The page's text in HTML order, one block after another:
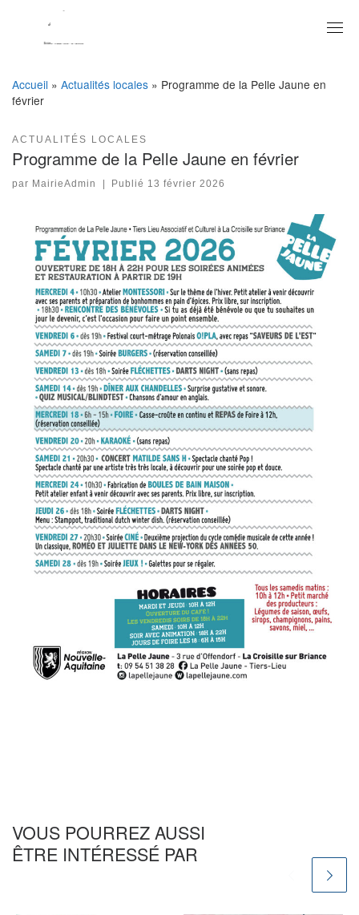
Accueil » Actualités locales » Programme de la Pelle Jaune en
février
ACTUALITÉS LOCALES
Programme de la Pelle Jaune en février
par MairieAdmin | Publié 13 février 2026
VOUS POURREZ AUSSI
ÊTRE INTÉRESSÉ PAR